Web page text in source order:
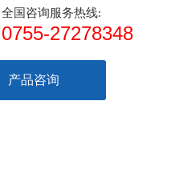
全国咨询服务热线:
0755-27278348
产品咨询